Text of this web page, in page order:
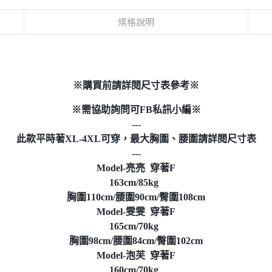
規格說明
※購買前請詳閱尺寸表參考※
※需協助詢問可FB私訊小編※
---
此款平時著XL-4XL可穿，最大胸圍、腰圍請詳閱尺寸表
---
Model-亮亮 穿著F
163cm/85kg
胸圍110cm/腰圍90cm/臀圍108cm
Model-雯雯 穿著F
165cm/70kg
胸圍98cm/腰圍84cm/臀圍102cm
Model-泡芙 穿著F
160cm/70kg